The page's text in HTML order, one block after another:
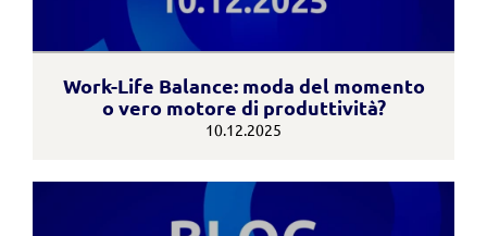
Work-Life Balance: moda del momento
o vero motore di produttività?
10.12.2025